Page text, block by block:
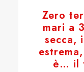
Zero
mari a
secca,
è… il